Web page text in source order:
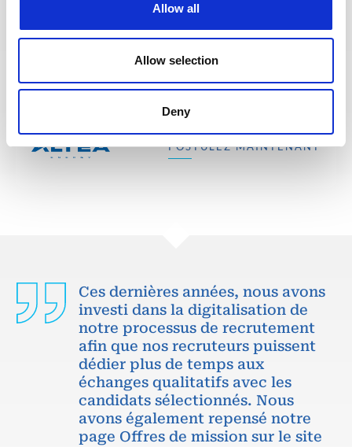
Allow all
Allow selection
Deny
FRANCE PÉTROLE & GAZ RÉF : 10538
We are looking for a UFR Material/Welding/NDE
Gas project in France.
POSTULEZ MAINTENANT
Ces dernières années, nous avons
investi dans la digitalisation de
notre processus de recrutement
afin que nos recruteurs puissent
dédier plus de temps aux
échanges qualitatifs avec les
candidats sélectionnés. Nous
avons également repensé notre
page Offres de mission sur le site